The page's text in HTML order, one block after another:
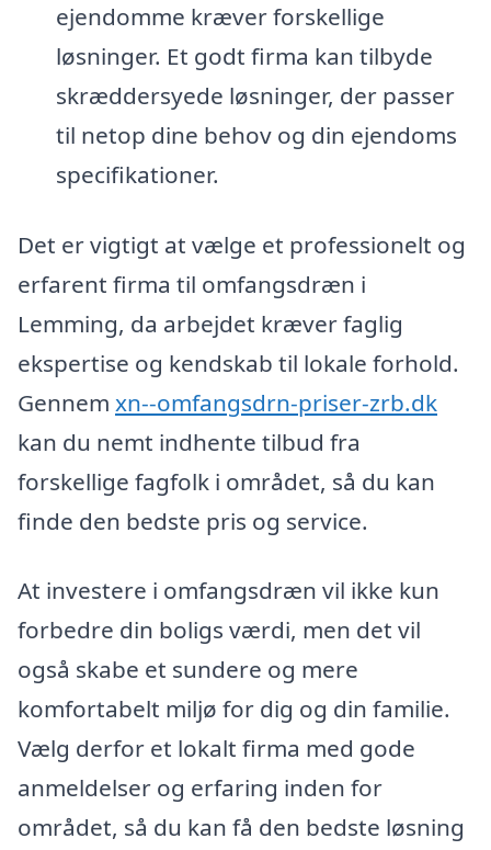
ejendomme kræver forskellige
løsninger. Et godt firma kan tilbyde
skræddersyede løsninger, der passer
til netop dine behov og din ejendoms
specifikationer.
Det er vigtigt at vælge et professionelt og
erfarent firma til omfangsdræn i
Lemming, da arbejdet kræver faglig
ekspertise og kendskab til lokale forhold.
Gennem xn--omfangsdrn-priser-zrb.dk
kan du nemt indhente tilbud fra
forskellige fagfolk i området, så du kan
finde den bedste pris og service.
At investere i omfangsdræn vil ikke kun
forbedre din boligs værdi, men det vil
også skabe et sundere og mere
komfortabelt miljø for dig og din familie.
Vælg derfor et lokalt firma med gode
anmeldelser og erfaring inden for
området, så du kan få den bedste løsning